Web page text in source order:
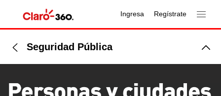
Ingresa Regístrate
Seguridad Pública